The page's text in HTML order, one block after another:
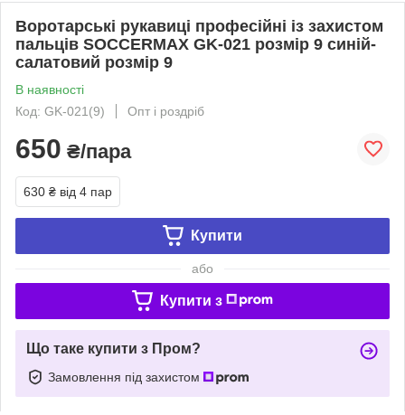
Воротарські рукавиці професійні із захистом
пальців SOCCERMAX GK-021 розмір 9 синій-
салатовий розмір 9
В наявності
Код: GK-021(9)
Опт і роздріб
650 ₴/пара
630 ₴ від 4 пар
Купити
або
Купити з
Що таке купити з Пром?
Замовлення під захистом